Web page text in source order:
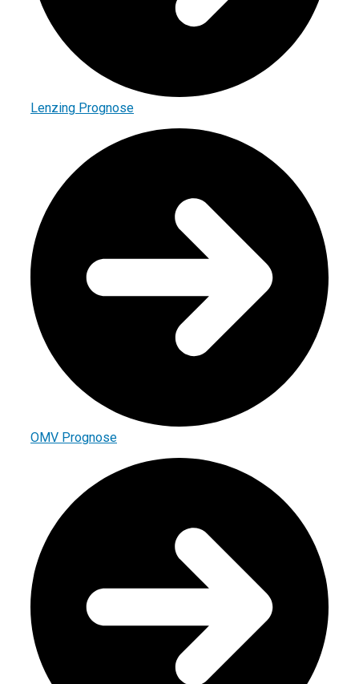
Lenzing Prognose
OMV Prognose